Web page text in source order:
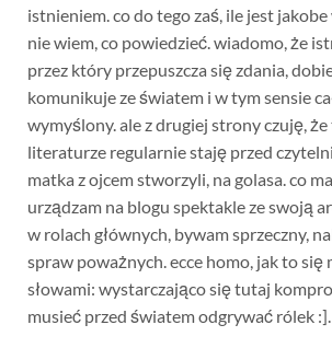
istnieniem. co do tego zaś, ile jest
nie wiem, co powiedzieć. wiadomo, że
przez który przepuszcza się zdania,
komunikuje ze światem i w tym sensie
wymyślony. ale z drugiej strony czuję,
literaturze regularnie staję przed
matka z ojcem stworzyli, na golasa. co
urządzam na blogu spektakle ze swoją
w rolach głównych, bywam sprzeczny,
spraw poważnych. ecce homo, jak to się
słowami: wystarczająco się tutaj
musieć przed światem odgrywać rólek :].